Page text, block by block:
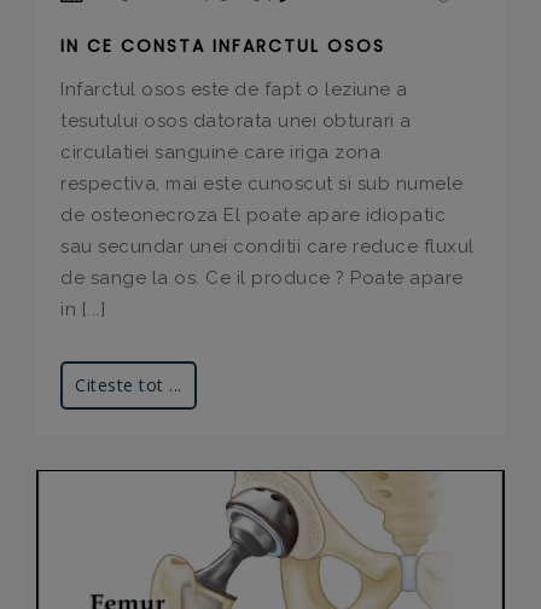
IN CE CONSTA INFARCTUL OSOS
Infarctul osos este de fapt o leziune a
tesutului osos datorata unei obturari a
circulatiei sanguine care iriga zona
respectiva, mai este cunoscut si sub numele
de osteonecroza El poate apare idiopatic
sau secundar unei conditii care reduce fluxul
de sange la os. Ce il produce ? Poate apare
in [...]
Citeste tot ...